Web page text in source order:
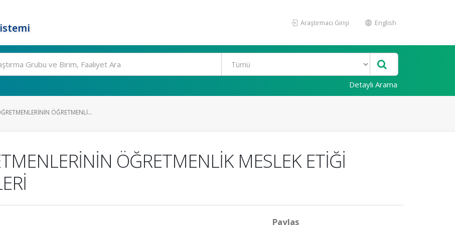
Araştırmacı Girişi English
Detaylı Arama
ÖĞRETMENLİ...
ÖĞRETMENLİK MESLEK ETİĞİ
Paylaş